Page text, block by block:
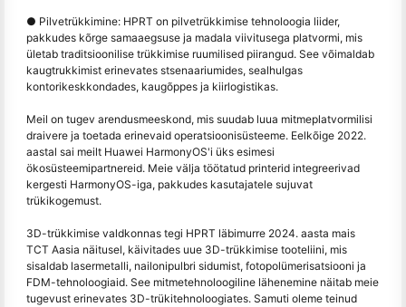
● Pilvetrükkimine: HPRT on pilvetrükkimise tehnoloogia liider,
pakkudes kõrge samaaegsuse ja madala viivitusega platvormi, mis
ületab traditsioonilise trükkimise ruumilised piirangud. See võimaldab
kaugtrukkimist erinevates stsenaariumides, sealhulgas
kontorikeskkondades, kaugõppes ja kiirlogistikas.
Meil on tugev arendusmeeskond, mis suudab luua mitmeplatvormilisi
draivere ja toetada erinevaid operatsioonisüsteeme. Eelkõige 2022.
aastal sai meilt Huawei HarmonyOS'i üks esimesi
ökosüsteemipartnereid. Meie välja töötatud printerid integreerivad
kergesti HarmonyOS-iga, pakkudes kasutajatele sujuvat
trükikogemust.
3D-trükkimise valdkonnas tegi HPRT läbimurre 2024. aasta mais
TCT Aasia näitusel, käivitades uue 3D-trükkimise tooteliini, mis
sisaldab lasermetalli, nailonipulbri sidumist, fotopolümerisatsiooni ja
FDM-tehnoloogiaid. See mitmetehnoloogiline lähenemine näitab meie
tugevust erinevates 3D-trükitehnoloogiates. Samuti oleme teinud